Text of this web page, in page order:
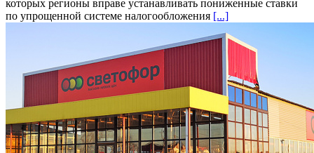
которых регионы вправе устанавливать пониженные ставки
по упрощенной системе налогообложения [...]